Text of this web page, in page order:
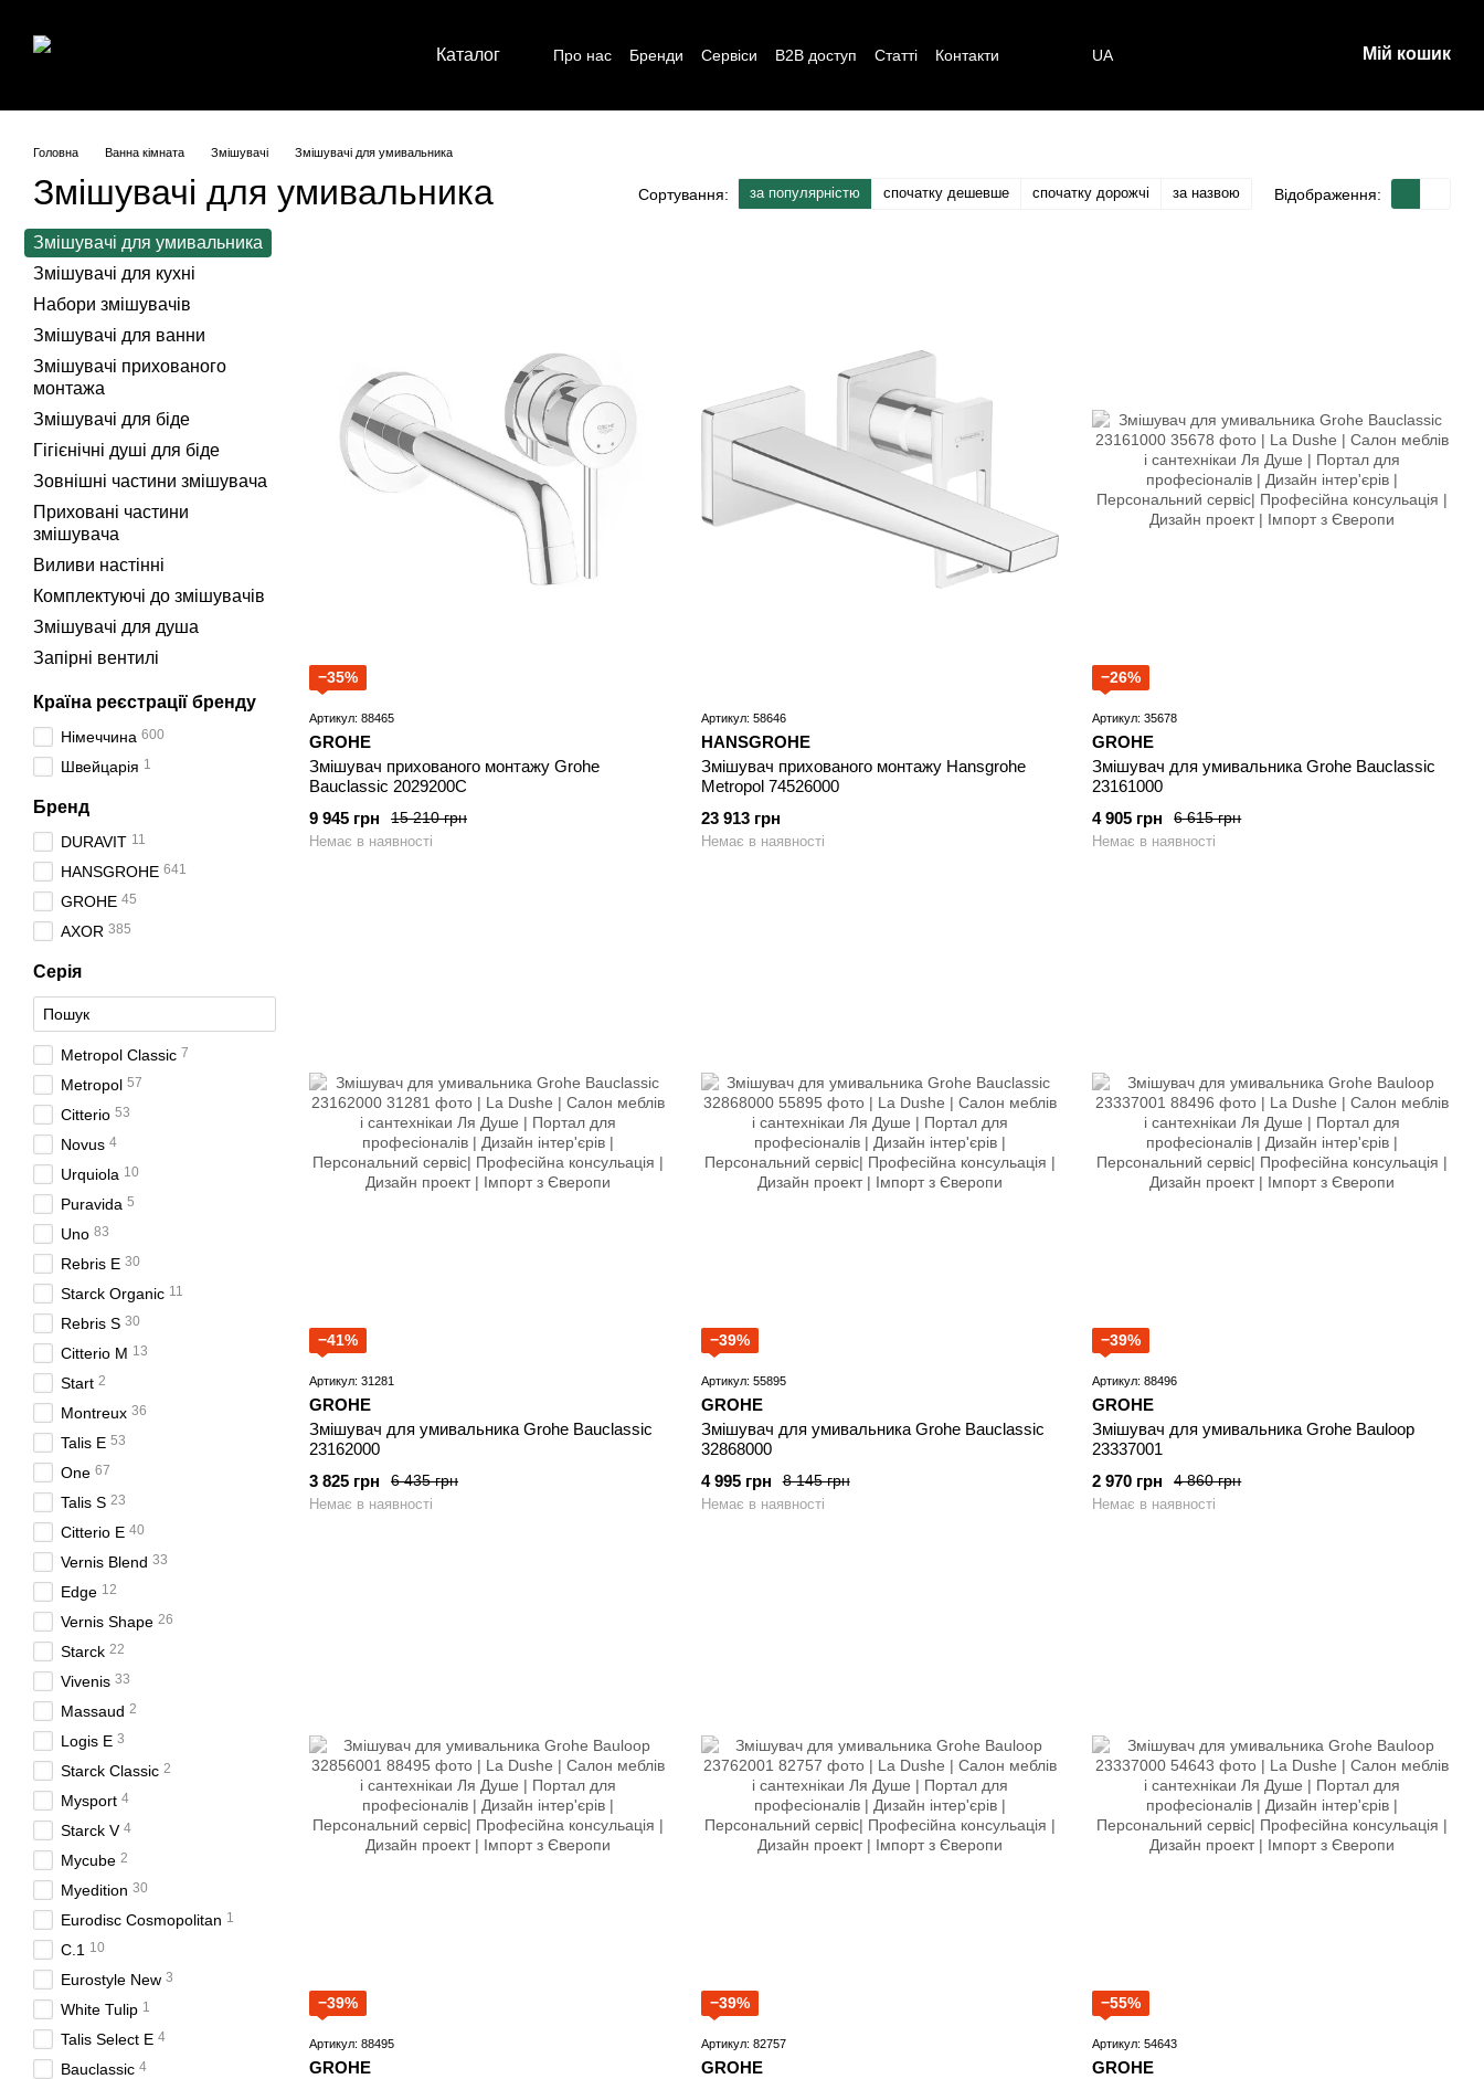
Каталог Про нас Бренди Сервіси B2B доступ Статті Контакти UA Мій кошик
Головна Ванна кімната Змішувачі Змішувачі для умивальника
Змішувачі для умивальника Сортування: за популярністю спочатку дешевше спочатку дорожчі за назвою Відображення:
−35%
Артикул: 88465
GROHE
Змішувач прихованого монтажу Grohe
Bauclassic 2029200С
15 210 грн
9 945 грн
Немає в наявності
Артикул: 58646
HANSGROHE
Змішувач прихованого монтажу Hansgrohe
Metropol 74526000
23 913 грн
Немає в наявності
−26%
Артикул: 35678
GROHE
Змішувач для умивальника Grohe Bauclassic
23161000
6 615 грн
4 905 грн
Немає в наявності
−41%
Артикул: 31281
GROHE
Змішувач для умивальника Grohe Bauclassic
23162000
6 435 грн
3 825 грн
Немає в наявності
−39%
Артикул: 55895
GROHE
Змішувач для умивальника Grohe Bauclassic
32868000
8 145 грн
4 995 грн
Немає в наявності
−39%
Артикул: 88496
GROHE
Змішувач для умивальника Grohe Bauloop
23337001
4 860 грн
2 970 грн
Немає в наявності
−39%
Артикул: 88495
GROHE
−39%
Артикул: 82757
GROHE
−55%
Артикул: 54643
GROHE
Змішувачі для умивальника
Змішувачі для кухні
Набори змішувачів
Змішувачі для ванни
Змішувачі прихованого
монтажа
Змішувачі для біде
Гігієнічні душі для біде
Зовнішні частини змішувача
Приховані частини
змішувача
Виливи настінні
Комплектуючі до змішувачів
Змішувачі для душа
Запірні вентилі
Країна реєстрації бренду
Німеччина 600
Швейцарія 1
Бренд
DURAVIT 11
HANSGROHE 641
GROHE 45
AXOR 385
Серія
Metropol Classic 7
Metropol 57
Citterio 53
Novus 4
Urquiola 10
Puravida 5
Uno 83
Rebris E 30
Starck Organic 11
Rebris S 30
Citterio M 13
Start 2
Montreux 36
Talis E 53
One 67
Talis S 23
Citterio E 40
Vernis Blend 33
Edge 12
Vernis Shape 26
Starck 22
Vivenis 33
Massaud 2
Logis E 3
Starck Classic 2
Mysport 4
Starck V 4
Mycube 2
Myedition 30
Eurodisc Cosmopolitan 1
C.1 10
Eurostyle New 3
White Tulip 1
Talis Select E 4
Bauclassic 4